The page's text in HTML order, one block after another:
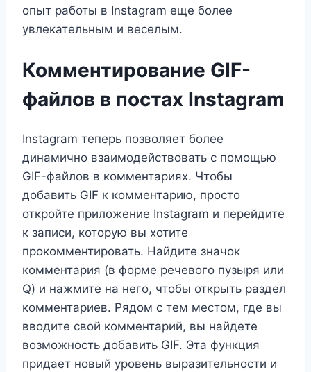
опыт работы в Instagram еще более
увлекательным и веселым.
Комментирование GIF-
файлов в постах Instagram
Instagram теперь позволяет более
динамично взаимодействовать с помощью
GIF-файлов в комментариях. Чтобы
добавить GIF к комментарию, просто
откройте приложение Instagram и перейдите
к записи, которую вы хотите
прокомментировать. Найдите значок
комментария (в форме речевого пузыря или
Q) и нажмите на него, чтобы открыть раздел
комментариев. Рядом с тем местом, где вы
вводите свой комментарий, вы найдете
возможность добавить GIF. Эта функция
придает новый уровень выразительности и